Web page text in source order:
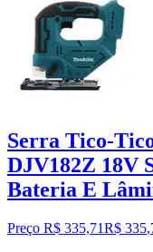
Serra Tico-
DJV182Z 18V
Bateria E
Preço R$ 335,71R$ 335,